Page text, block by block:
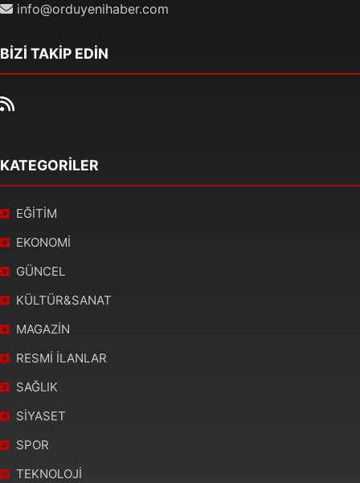
info@orduyenihaber.com
BİZİ TAKİP EDİN
KATEGORİLER
EĞİTİM
EKONOMİ
GÜNCEL
KÜLTÜR&SANAT
MAGAZİN
RESMİ İLANLAR
SAĞLIK
SİYASET
SPOR
TEKNOLOJİ